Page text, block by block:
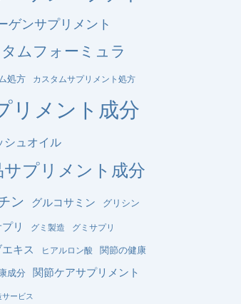
ゲンサプリメント
ムフォーミュラ
処方 カスタムサプリメント処方
リメント成分
シュオイル
サプリメント成分
ン グルコサミン グリシン
リ グミ製造 グミサプリ
キス ヒアルロン酸
関節の健康
成分
関節ケアサプリメント
サービス